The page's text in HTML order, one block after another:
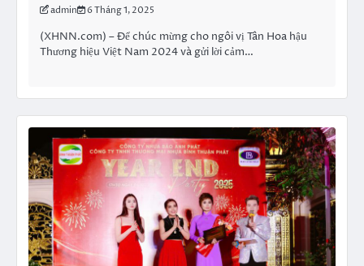
admin 6 Tháng 1, 2025
(XHNN.com) – Để chúc mừng cho ngôi vị Tân Hoa hậu
Thương hiệu Việt Nam 2024 và gửi lời cảm…